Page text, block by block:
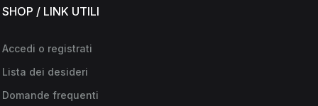
SHOP / LINK UTILI
Accedi o registrati
Lista dei desideri
Domande frequenti